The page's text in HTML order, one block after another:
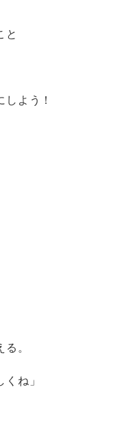
と
よう！
。
ね」